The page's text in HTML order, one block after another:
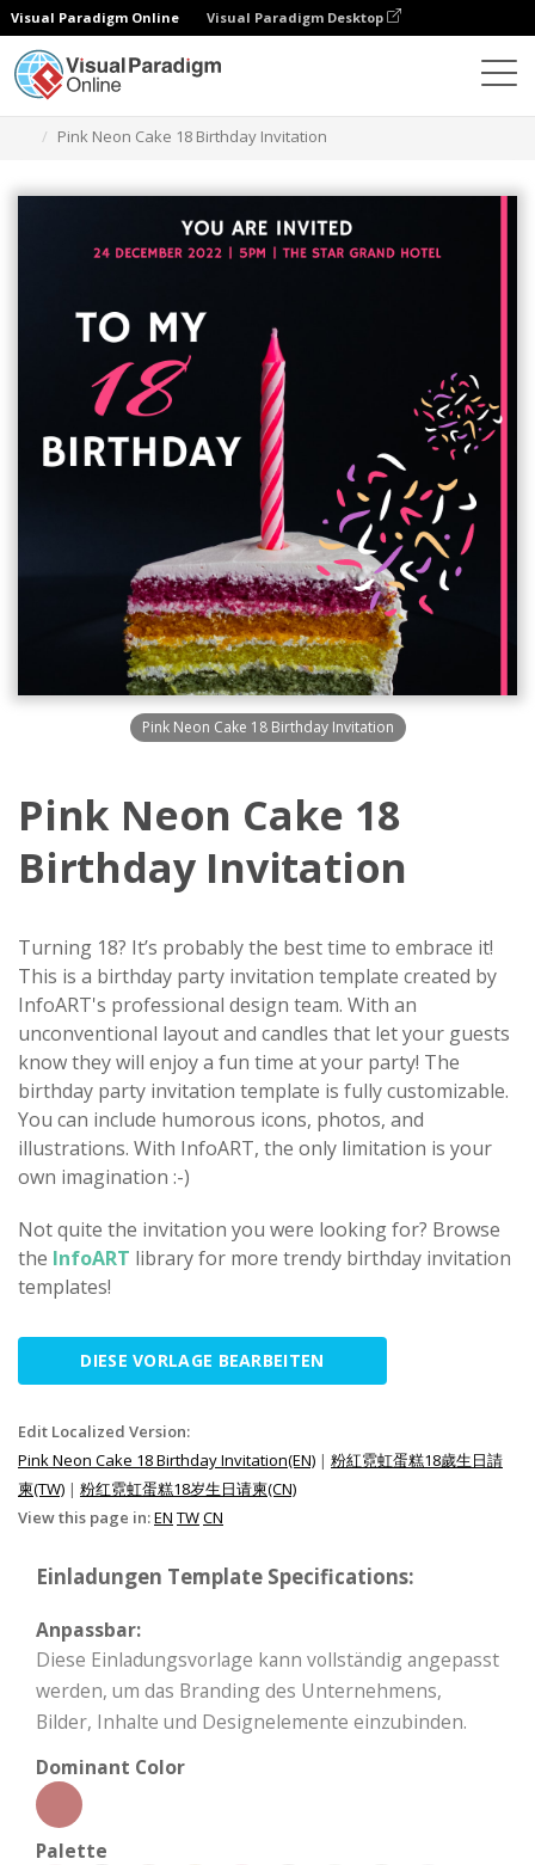
Visual Paradigm Online Visual Paradigm Desktop
Pink Neon Cake 18 Birthday Invitation
Pink Neon Cake 18 Birthday Invitation
Pink Neon Cake 18
Birthday Invitation
Turning 18? It’s probably the best time to embrace it!
This is a birthday party invitation template created by
InfoART's professional design team. With an
unconventional layout and candles that let your guests
know they will enjoy a fun time at your party! The
birthday party invitation template is fully customizable.
You can include humorous icons, photos, and
illustrations. With InfoART, the only limitation is your
own imagination :-)
Not quite the invitation you were looking for? Browse
the InfoART library for more trendy birthday invitation
templates!
DIESE VORLAGE BEARBEITEN
Edit Localized Version:
Pink Neon Cake 18 Birthday Invitation(EN) | 粉紅霓虹蛋糕18歲生日請
柬(TW) | 粉红霓虹蛋糕18岁生日请柬(CN)
View this page in:EN TWCN
Einladungen Template Specifications:
Anpassbar:
Diese Einladungsvorlage kann vollständig angepasst
werden, um das Branding des Unternehmens,
Bilder, Inhalte und Designelemente einzubinden.
Dominant Color
Palette